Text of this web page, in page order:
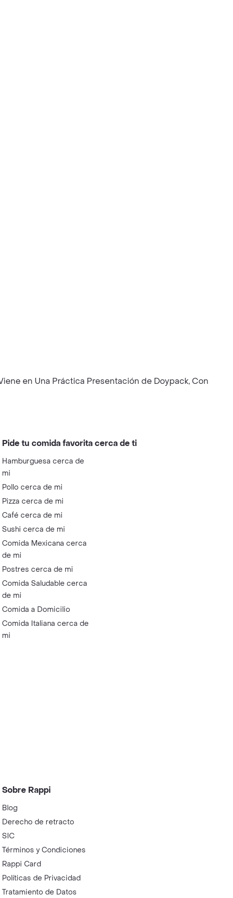
en Una Práctica Presentación de Doypack, Con
Pide tu comida favorita cerca de ti
Hamburguesa cerca de
mi
Pollo cerca de mi
Pizza cerca de mi
Café cerca de mi
Sushi cerca de mi
Comida Mexicana cerca
de mi
Postres cerca de mi
Comida Saludable cerca
de mi
Comida a Domicilio
Comida Italiana cerca de
mi
Sobre Rappi
Blog
Derecho de retracto
SIC
Términos y Condiciones
Rappi Card
Políticas de Privacidad
Tratamiento de Datos